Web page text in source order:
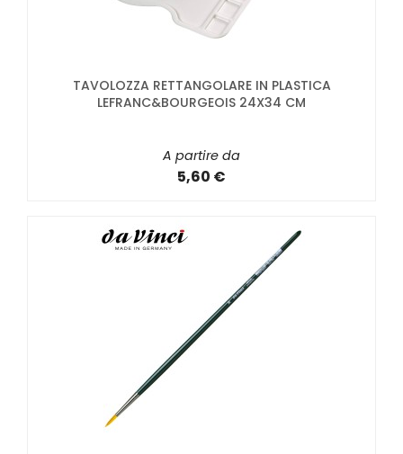
TAVOLOZZA RETTANGOLARE IN PLASTICA
LEFRANC&BOURGEOIS 24X34 CM
A partire da
5,60 €